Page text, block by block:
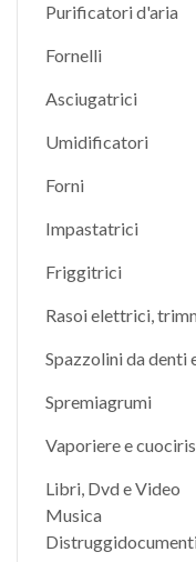
Purificatori d'aria
Fornelli
Asciugatrici
Umidificatori
Forni
Impastatrici
Friggitrici
Rasoi elettrici,
Spazzolini da denti
Spremiagrumi
Vaporiere e
Libri, Dvd e Video
Musica